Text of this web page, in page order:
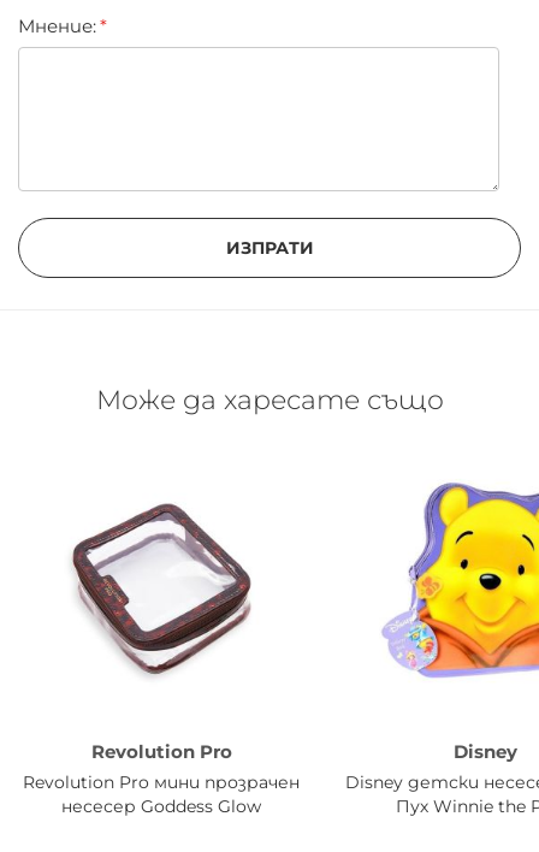
Мнение:
ИЗПРАТИ
Може да харесате също
Revolution Pro
Revolution Pro мини прозрачен
несесер Goddess Glow
Disney
Disney детски
Пух Winnie the